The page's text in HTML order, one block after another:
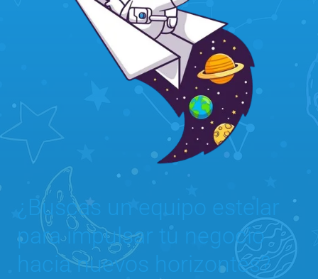
¿Buscas un equipo estelar
para impulsar tu negocio
hacia nuevos horizontes?